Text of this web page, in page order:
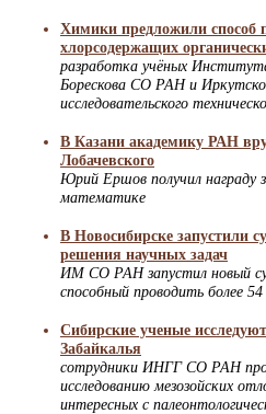
Химики предложили способ
хлорсодержащих
разработка учёных
Борескова СО РАН и
исследовательского
В Казани академику РАН
Лобачевского
Юрий Ершов получил награду
математике
В Новосибирске запустили
решения научных задач
ИМ СО РАН запустил новый
способный проводить более
Сибирские ученые
Забайкалья
сотрудники ИНГГ СО РАН
исследованию мезозойских
интересных с